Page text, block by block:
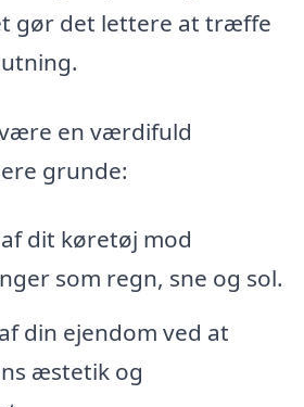
gør det lettere at træffe
en værdifuld
grunde:
dit køretøj mod
som regn, sne og sol.
din ejendom ved at
æstetik og